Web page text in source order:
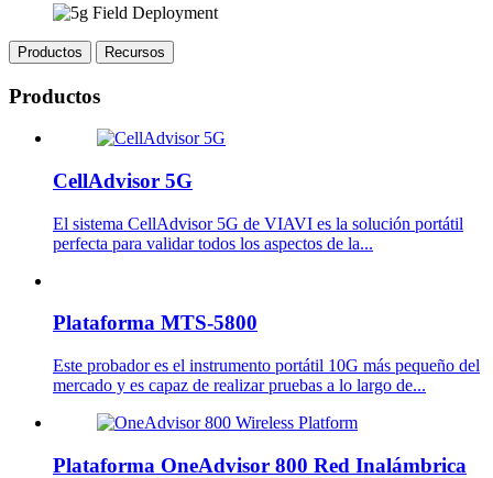
Productos Recursos
Productos
CellAdvisor 5G
El sistema CellAdvisor 5G de VIAVI es la solución portátil
perfecta para validar todos los aspectos de la...
Plataforma MTS-5800
Este probador es el instrumento portátil 10G más pequeño del
mercado y es capaz de realizar pruebas a lo largo de...
Plataforma OneAdvisor 800 Red Inalámbrica